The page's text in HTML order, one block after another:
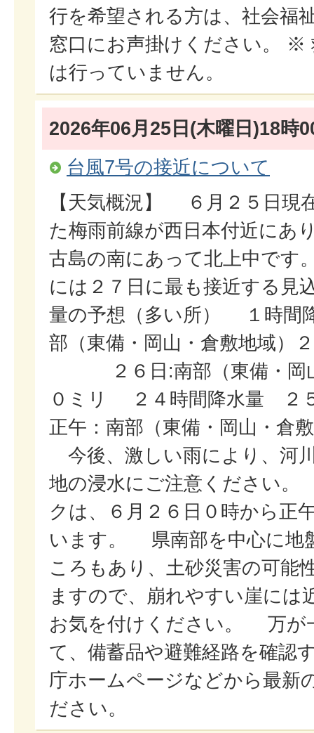
行を希望される方は、社会福
窓口にお声掛けください。 ※
は行っていません。
2026年06月25日(木曜日)18時
台風7号の接近について
【天気概況】 ６月２５日現
た梅雨前線が西日本付近にあ
古島の南にあって北上中で
には２７日に最も接近する見
量の予想（多い所） １時間
部（東備・岡山・倉敷
２６日:南部（東備・岡山
０ミリ ２４時間降水量 ２
正午：南部（東備・岡山・倉
今後、激しい雨により、河
地の浸水にご注意ください
クは、６月２６日０時から正
います。 県南部を中心に地
ころもあり、土砂災害の可能
ますので、崩れやすい崖には
お気を付けください。 万が
て、備蓄品や避難経路を確認
庁ホームページなどから最新
ださい。